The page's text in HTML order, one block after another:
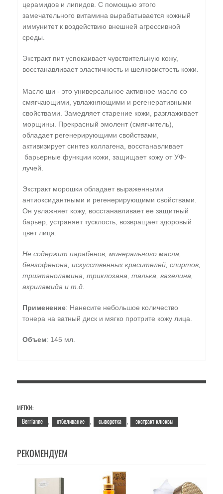
церамидов и липидов. С помощью этого
замечательного витамина вырабатывается кожный
иммунитет к воздействию внешней агрессивной
среды.
Экстракт пит успокаивает чувствительную кожу,
восстанавливает эластичность и шелковистость кожи.
Масло ши - это универсальное активное масло со
смягчающими, увлажняющими и регенеративными
свойствами. Замедляет старение кожи, разглаживает
морщины. Прекрасный эмолент (смягчитель),
обладает регенерирующими свойствами,
активизирует синтез коллагена, восстанавливает
барьерные функции кожи, защищает кожу от УФ-
лучей.
Экстракт морошки обладает выраженными
антиоксидантными и регенерирующими свойствами.
Он увлажняет кожу, восстанавливает ее защитный
барьер, устраняет тусклость, возвращает здоровый
цвет лица.
Не содержит парабенов, минерального масла,
бензофенона, искусственных красителей, спиртов,
триэтаноламина, триклозана, талька, вазелина,
акриламида и т.д.
Применение: Нанесите небольшое количество
тонера на ватный диск и мягко протрите кожу лица.
Объем: 145 мл.
МЕТКИ:
Berrianne
отбеливание сыворотка экстракт клюквы
РЕКОМЕНДУЕМ